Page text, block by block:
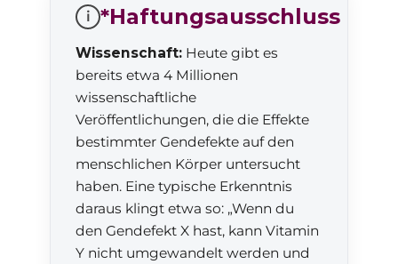
i *Haftungsausschluss
Wissenschaft: Heute gibt es
bereits etwa 4 Millionen
wissenschaftliche
Veröffentlichungen, die die Effekte
bestimmter Gendefekte auf den
menschlichen Körper untersucht
haben. Eine typische Erkenntnis
daraus klingt etwa so: „Wenn du
den Gendefekt X hast, kann Vitamin
Y nicht umgewandelt werden und